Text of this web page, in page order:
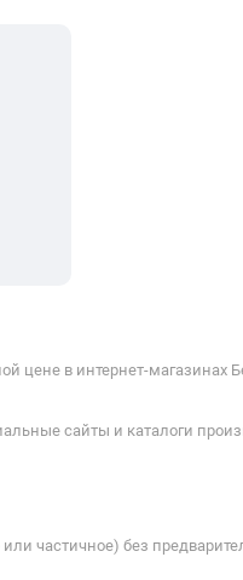
цене в интернет-магазинах
сайты и каталоги
частичное) без